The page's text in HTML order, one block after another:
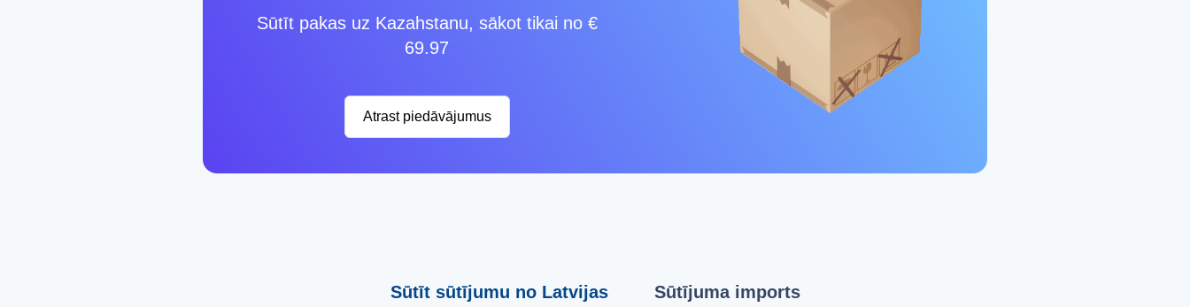
Sūtīt pakas uz Kazahstanu, sākot tikai no €
69.97
Atrast piedāvājumus
Sūtīt sūtījumu no Latvijas Sūtījuma imports